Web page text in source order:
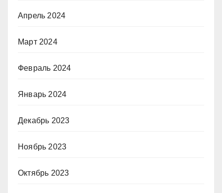
Апрель 2024
Март 2024
Февраль 2024
Январь 2024
Декабрь 2023
Ноябрь 2023
Октябрь 2023